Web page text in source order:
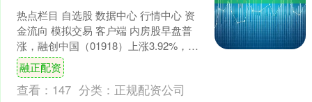
热点栏目 自选股 数据中心 行情中心 资
金流向 模拟交易 客户端 内房股早盘普
涨，融创中国（01918）上涨3.92%，报
1.59港元；新城发展（01030）上....
融正配资
查看： 147 分类： 正规配资公司